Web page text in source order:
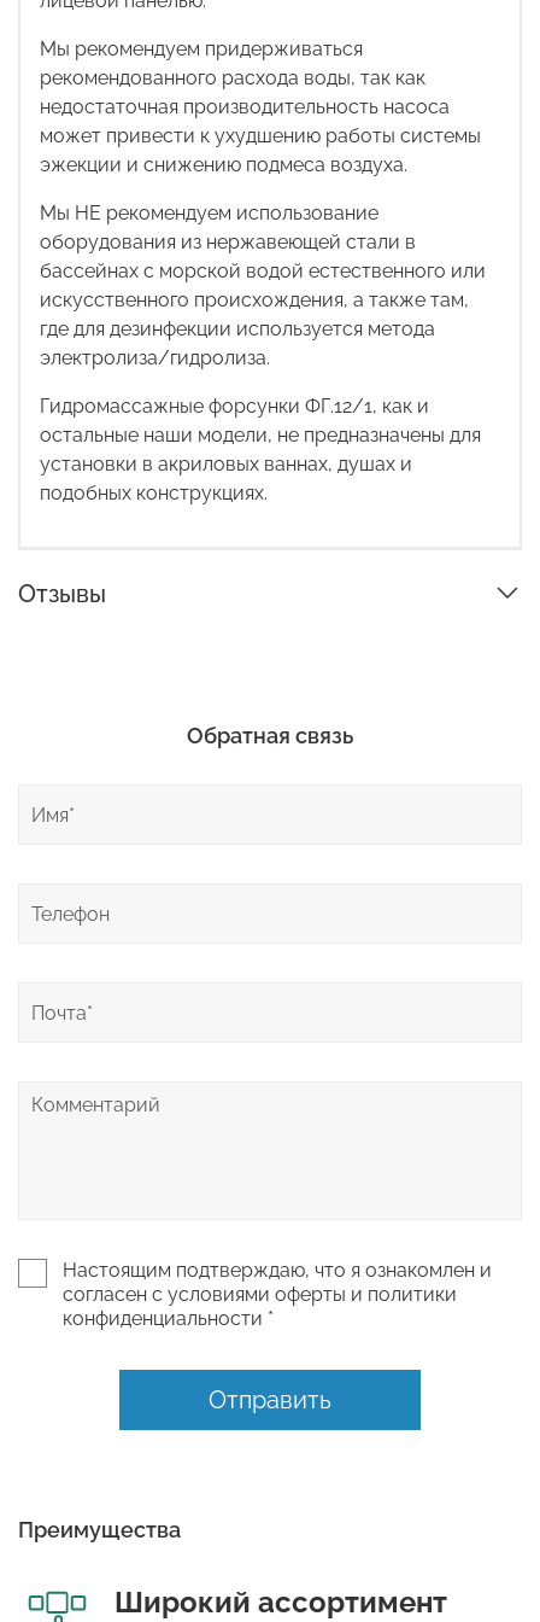
Мы рекомендуем придерживаться
рекомендованного расхода воды, так как
недостаточная производительность насоса
может привести к ухудшению работы системы
эжекции и снижению подмеса воздуха.
Мы НЕ рекомендуем использование
оборудования из нержавеющей стали в
бассейнах с морской водой естественного или
искусственного происхождения, а также там,
где для дезинфекции используется метода
электролиза/гидролиза.
Гидромассажные форсунки ФГ.12/1, как и
остальные наши модели, не предназначены для
установки в акриловых ваннах, душах и
подобных конструкциях.
Отзывы
Обратная связь
Настоящим подтверждаю, что я ознакомлен и
согласен с условиями оферты и политики
конфиденциальности *
Отправить
Преимущества
Широкий ассортимент